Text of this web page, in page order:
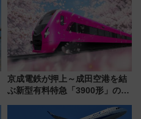
京成電鉄が押上～成田空港を結
ぶ新型有料特急「3900形」のコ
募集も実施